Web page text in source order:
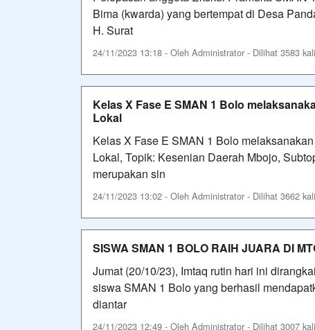
Bima (kwarda) yang bertempat di Desa
H. Surat
24/11/2023 13:18 - Oleh Administrator - Dilihat 3583 kali
Kelas X Fase E SMAN 1 Bolo
Lokal
Kelas X Fase E SMAN 1 Bolo
Lokal, Topik: Kesenian Daerah Mbojo,
merupakan sin
24/11/2023 13:02 - Oleh Administrator - Dilihat 3662 kali
SISWA SMAN 1 BOLO RAIH JUARA DI
Jumat (20/10/23), Imtaq rutin hari ini
siswa SMAN 1 Bolo yang berhasil
diantar
24/11/2023 12:49 - Oleh Administrator - Dilihat 3007 kali